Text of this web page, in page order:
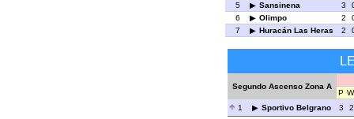
5
Sansinena 3
6
Olimpo 2
7
Huracán Las Heras 2
Segundo Ascenso Zona A
P W
1
Sportivo Belgrano 3
2